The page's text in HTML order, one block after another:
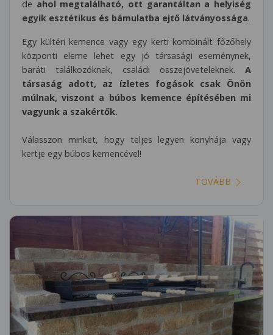
de ahol megtalálható, ott garantáltan a helyiség
egyik esztétikus és bámulatba ejtő látványossága.
Egy kültéri kemence vagy egy kerti kombinált főzőhely
központi eleme lehet egy jó társasági eseménynek,
baráti találkozóknak, családi összejöveteleknek. A
társaság adott, az ízletes fogások csak Önön
múlnak, viszont a búbos kemence építésében mi
vagyunk a szakértők.
Válasszon minket, hogy teljes legyen konyhája vagy
kertje egy búbos kemencével!
TOVÁBB